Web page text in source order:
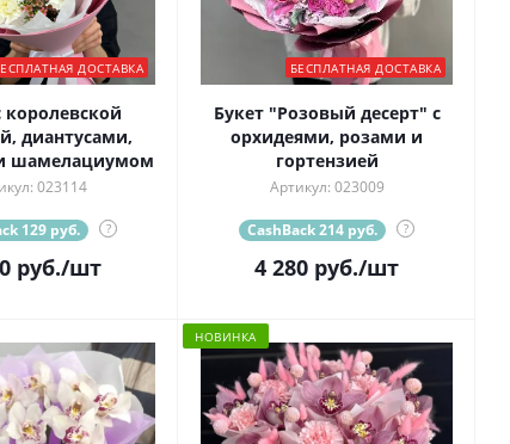
ДОСТАВКА
королевской
диантусами,
шамелациумом
023114
129 руб. ?
руб./шт
БЕСПЛАТНАЯ ДОСТАВКА
Букет "Розовый десерт" с
орхидеями, розами и
гортензией
Артикул: 023009
CashBack 214 руб. ?
4 280 руб./шт
НОВИНКА